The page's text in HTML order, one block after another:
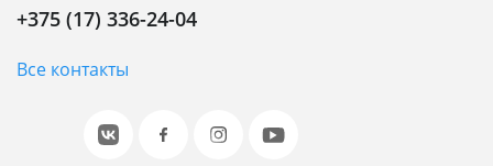
+375 (17) 336-24-04
Все контакты